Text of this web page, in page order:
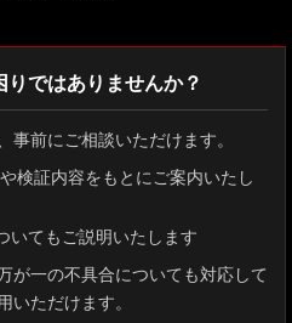
ではありませんか？
事前にご相談いただけます。
検証内容をもとにご案内いたし
いてもご説明いたします
が一の不具合についても対応して
いただけます。